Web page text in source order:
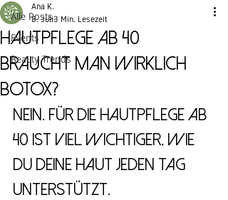
Alle Posts
Events
Beauty Trends
Hautpflege ab 40 –
Braucht man wirklich
Botox?
Ana K.
8. Juli3 Min. Lesezeit
Nein. Für die HAutpflege ab
40 ist Viel wichtiger, wie
du deine Haut jeden Tag
unterstützt.